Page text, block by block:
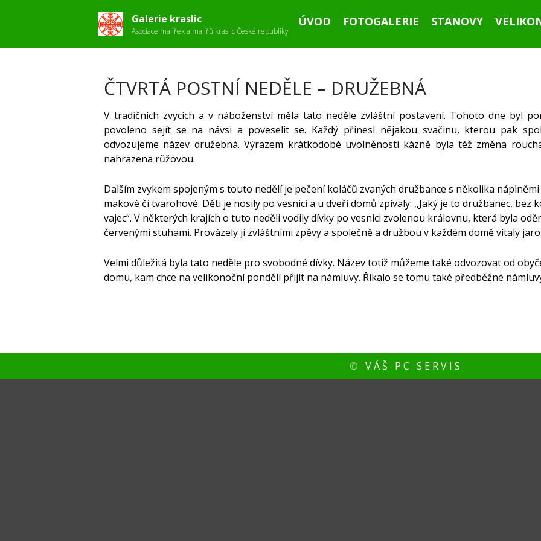
Galerie kraslic
Asociace malířek a malířů kraslic České republiky
ÚVOD FOTOGALERIE STANOVY
ČTVRTÁ POSTNÍ NEDĚLE – DRUŽEBNÁ
V tradičních zvycích a v náboženství měla tato neděle zvláštní postavení. Tohoto dne byl
povoleno sejít se na návsi a poveselit se. Každý přinesl nějakou svačinu, kterou pak
odvozujeme název družebná. Výrazem krátkodobé uvolněnosti kázně byla též změna
nahrazena růžovou.
Dalším zvykem spojeným s touto nedělí je pečení koláčů zvaných družbance s několika
makové či tvarohové. Děti je nosily po vesnici a u dveří domů zpívaly: ,,Jaký je to družbanec, bez
vajec“. V některých krajích o tuto neděli vodily dívky po vesnici zvolenou královnu, která byla
červenými stuhami. Provázely ji zvláštními zpěvy a společně a družbou v každém domě vítaly jaro.
Velmi důležitá byla tato neděle pro svobodné dívky. Název totiž můžeme také odvozovat od
domu, kam chce na velikonoční pondělí přijít na námluvy. Říkalo se tomu také předběžné
© VÁŠ PC SERVIS